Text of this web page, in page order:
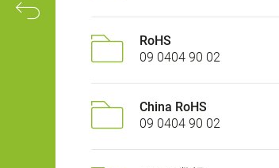
RoHS
09 0404 90 02
China RoHS
09 0404 90 02